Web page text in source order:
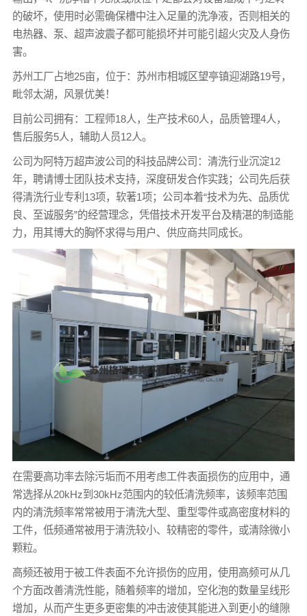
的破坏，使用时必需确保槽中注入足量的洗净液，否则相关的
电热器、泵、超声波震子都可能损坏并可能引超火灾及人身伤
害。
苏州工厂占地25亩，位于：苏州市相城区望亭镇迎湖路19号，
毗邻太湖，风景优美！
目前公司拥有：工程师18人，生产技术60人，品质管理4人，
售后服务5人，辅助人员12人。
公司为阿特万超声波公司的科技品牌公司：清洗行业沉淀12
年，聘请博士团队技术支持，深度研发合作实践；公司先后获
得清洗行业专利13项，软著1项；公司本着“技术为先、品质优
良、至诚服务”的经营理念，凭借技术开发平台及精湛的制造能
力，用其博大的胸怀求得与用户、供应商共同成长。
在需要高功率去除污垢而不用考虑工件表面损伤的应用中，通
常选择从20kHz到30kHz范围内的较低清洗频率，该频率范围
内的清洗频率常常被用于清洗大型、重型零件或高密度材料的
工件，低频通常被用于清洗较小、较精密的零件，或清除微小
颗粒。
高频还被用于被工件表面不允许损伤的应用，使用高频可从几
个方面改善清洗性能，随着频率的增加，空化泡的数量呈线形
增加，从而产生更多更密集的冲击波使其能进入到更小的缝隙